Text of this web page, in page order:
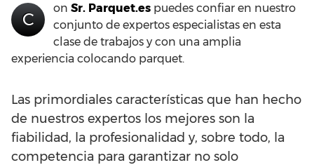
C
on Sr. Parquet.es puedes confiar en nuestro
conjunto de expertos especialistas en esta
clase de trabajos y con una amplia
experiencia colocando parquet.
Las primordiales características que han hecho
de nuestros expertos los mejores son la
fiabilidad, la profesionalidad y, sobre todo, la
competencia para garantizar no solo